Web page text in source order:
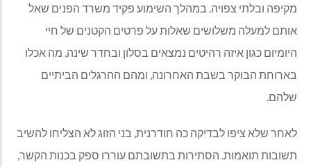
מקיפה ובלתי צפויה. במהלך השימוע פקיד משרד הפנים שאל
אותם למעלה משלושים שאלות על פרטים הקטנים של חיי
היומיום כגון איזה רהיטים נמצאים בסלון ובחדר שינה, מה אכלו
בארוחת הבוקר בשבת האחרונה, ומהם ההרגלים הביתיים
שלהם.
לאחר שלא ציפו לבדיקה כה חודרנית, בני הזוג לא הצליחו להשיב
תשובות תואמות. הסתירות בתשובתם עוררו ספק בכנות הקשר,